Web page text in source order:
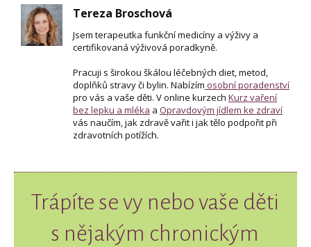
Tereza Broschová
Jsem terapeutka funkční medicíny a výživy a
certifikovaná výživová poradkyně.
Pracuji s širokou škálou léčebných diet, metod,
doplňků stravy či bylin. Nabízím osobní poradenství
pro vás a vaše děti. V online kurzech Kurz vaření
bez lepku a mléka a Opravdovým jídlem ke zdraví
vás naučím, jak zdravě vařit i jak tělo podpořit při
zdravotních potížích.
Trápíte se vy nebo vaše děti
s nějakým chronickým